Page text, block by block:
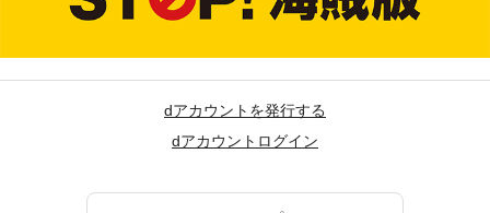
dアカウントを発行する
dアカウントログイン